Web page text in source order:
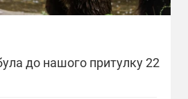
до нашого притулку 22